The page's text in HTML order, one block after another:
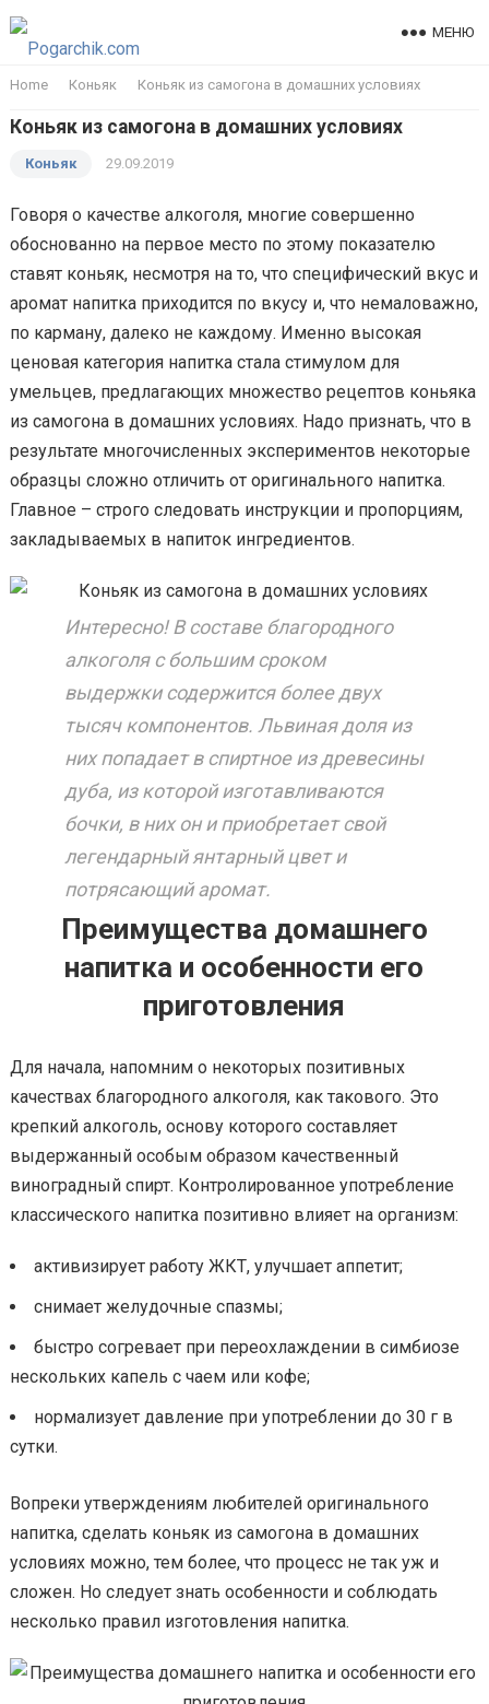
МЕНЮ
Home Коньяк Коньяк из самогона в домашних условиях
Коньяк из самогона в домашних условиях
Коньяк 29.09.2019
Говоря о качестве алкоголя, многие совершенно
обоснованно на первое место по этому показателю
ставят коньяк, несмотря на то, что специфический вкус и
аромат напитка приходится по вкусу и, что немаловажно,
по карману, далеко не каждому. Именно высокая
ценовая категория напитка стала стимулом для
умельцев, предлагающих множество рецептов коньяка
из самогона в домашних условиях. Надо признать, что в
результате многочисленных экспериментов некоторые
образцы сложно отличить от оригинального напитка.
Главное – строго следовать инструкции и пропорциям,
закладываемых в напиток ингредиентов.
Интересно! В составе благородного
алкоголя с большим сроком
выдержки содержится более двух
тысяч компонентов. Львиная доля из
них попадает в спиртное из древесины
дуба, из которой изготавливаются
бочки, в них он и приобретает свой
легендарный янтарный цвет и
потрясающий аромат.
Преимущества домашнего
напитка и особенности его
приготовления
Для начала, напомним о некоторых позитивных
качествах благородного алкоголя, как такового. Это
крепкий алкоголь, основу которого составляет
выдержанный особым образом качественный
виноградный спирт. Контролированное употребление
классического напитка позитивно влияет на организм:
активизирует работу ЖКТ, улучшает аппетит;
снимает желудочные спазмы;
быстро согревает при переохлаждении в симбиозе
нескольких капель с чаем или кофе;
нормализует давление при употреблении до 30 г в
сутки.
Вопреки утверждениям любителей оригинального
напитка, сделать коньяк из самогона в домашних
условиях можно, тем более, что процесс не так уж и
сложен. Но следует знать особенности и соблюдать
несколько правил изготовления напитка.